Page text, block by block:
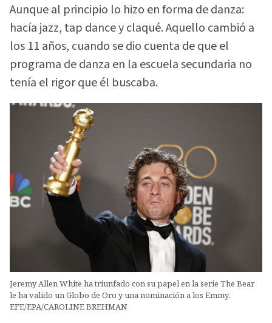
Aunque al principio lo hizo en forma de danza:
hacía jazz, tap dance y claqué. Aquello cambió a
los 11 años, cuando se dio cuenta de que el
programa de danza en la escuela secundaria no
tenía el rigor que él buscaba.
Jeremy Allen White ha triunfado con su papel en la serie The Bear
le ha valido un Globo de Oro y una nominación a los Emmy.
EFE/EPA/CAROLINE BREHMAN